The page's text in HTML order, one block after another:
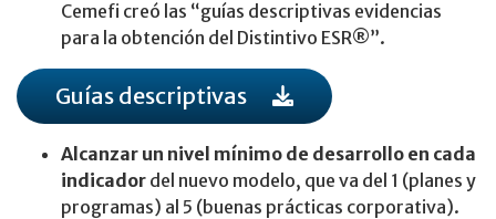
Cemefi creó las “guías descriptivas evidencias
para la obtención del Distintivo ESR®”.
Guías descriptivas
Alcanzar un nivel mínimo de desarrollo en cada
indicador del nuevo modelo, que va del 1 (planes y
programas) al 5 (buenas prácticas corporativa).